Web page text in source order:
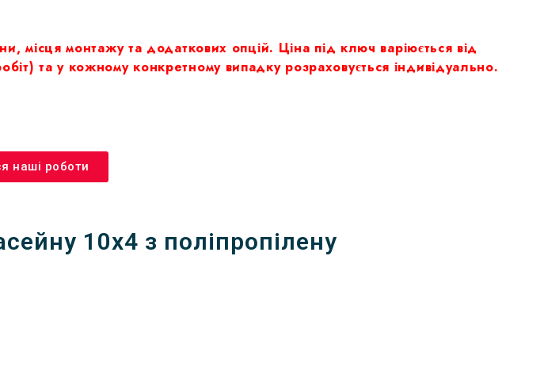
місця монтажу та додаткових опцій. Ціна під ключ варіюється від
та у кожному конкретному випадку розраховується індивідуально.
наші роботи
10х4 з поліпропілену